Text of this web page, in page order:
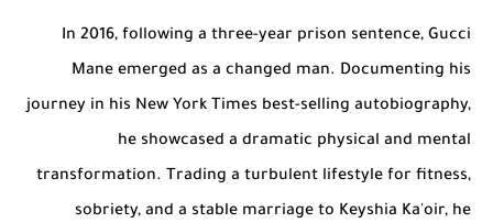
In 2016, following a three-year prison sentence, Gucci
Mane emerged as a changed man. Documenting his
journey in his New York Times best-selling autobiography,
he showcased a dramatic physical and mental
transformation. Trading a turbulent lifestyle for fitness,
sobriety, and a stable marriage to Keyshia Ka'oir, he